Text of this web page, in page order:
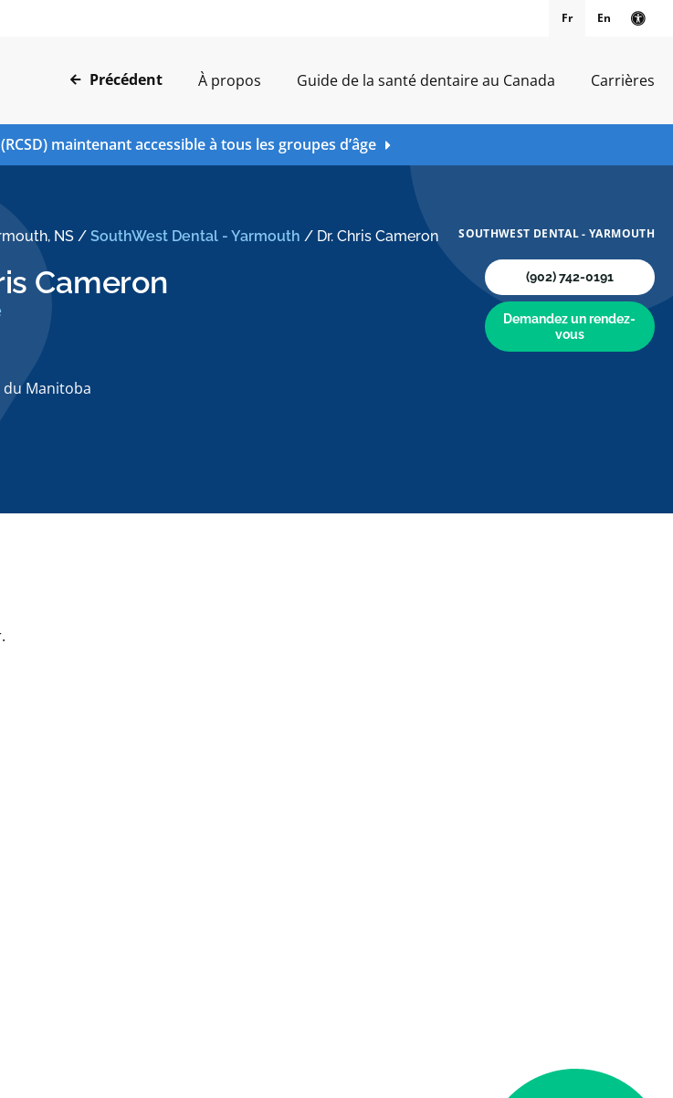
Fr En
Précédent À propos Guide de la santé dentaire au Canada Carrières
maintenant accessible à tous les groupes d’âge
NS/ SouthWest Dental - Yarmouth / Dr. Chris Cameron
Cameron
Manitoba
SOUTHWEST DENTAL - YARMOUTH
(902) 742-0191
Demandez un rendez-
vous